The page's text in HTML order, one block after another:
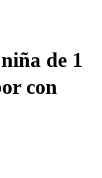
de 1
con